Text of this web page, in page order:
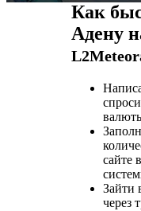
Как
Адену
сайте
Зайти
через